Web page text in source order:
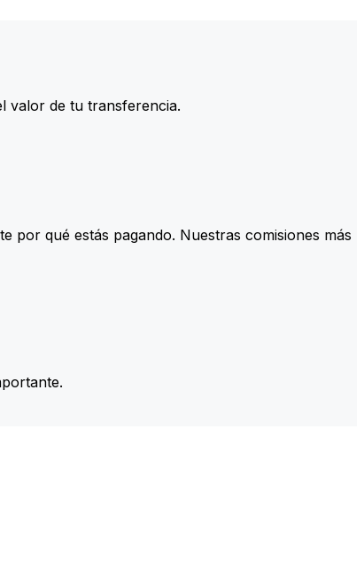
valor de tu transferencia.
por qué estás pagando. Nuestras comisiones más